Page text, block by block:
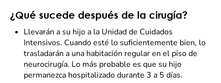
¿Qué sucede después de la cirugía?
Llevarán a su hijo a la Unidad de Cuidados
Intensivos. Cuando esté lo suficientemente bien, lo
trasladarán a una habitación regular en el piso de
neurocirugía. Lo más probable es que su hijo
permanezca hospitalizado durante 3 a 5 días.